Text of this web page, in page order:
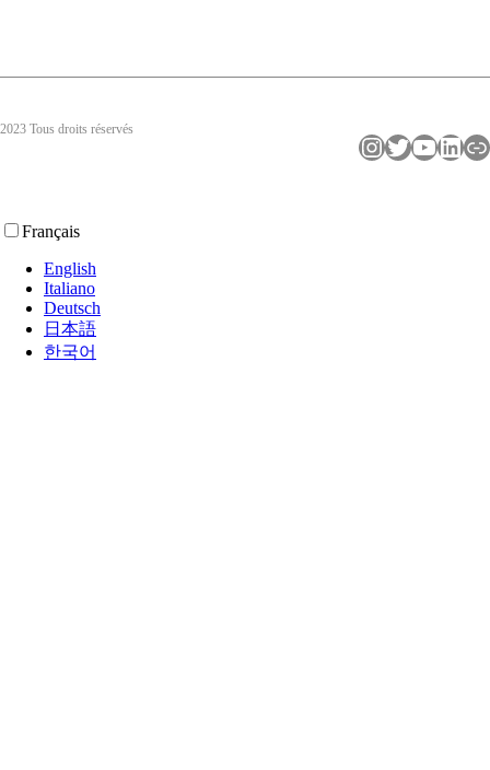
2023 Tous droits réservés
InstagramTwitter YouTube LinkedIn Lien
Français
English
Italiano
Deutsch
日本語
한국어